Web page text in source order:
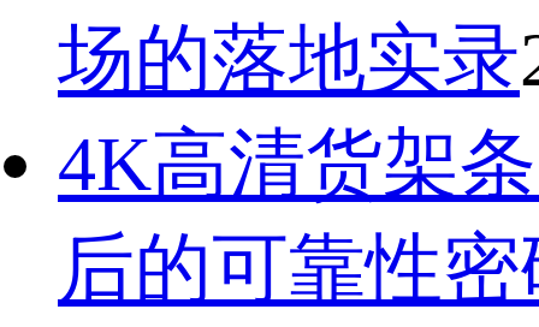
场的落地实录
4K高清货架
后的可靠性密